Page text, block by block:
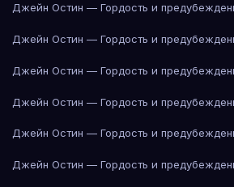
Джейн Остин — Гордость и
Джейн Остин — Гордость и
Джейн Остин — Гордость и
Джейн Остин — Гордость и
Джейн Остин — Гордость и
Джейн Остин — Гордость и